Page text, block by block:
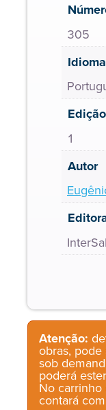
305
Idioma
Edição
1
Autor
Atenção:
obras,
sob
poderá
No
contará